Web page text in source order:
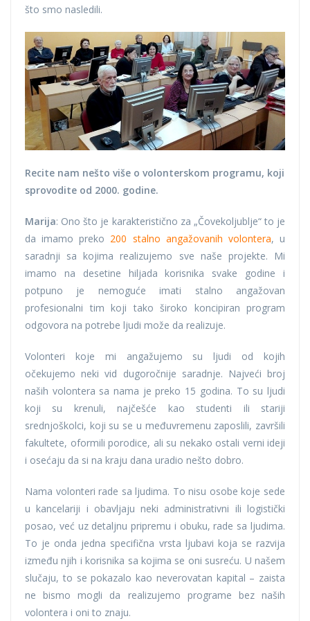
što smo nasledili.
Recite nam nešto više o volonterskom programu, koji
sprovodite od 2000. godine.
Marija: Ono što je karakteristično za „Čovekoljublje“ to je
da imamo preko 200 stalno angažovanih volontera, u
saradnji sa kojima realizujemo sve naše projekte. Mi
imamo na desetine hiljada korisnika svake godine i
potpuno je nemoguće imati stalno angažovan
profesionalni tim koji tako široko koncipiran program
odgovora na potrebe ljudi može da realizuje.
Volonteri koje mi angažujemo su ljudi od kojih
očekujemo neki vid dugoročnije saradnje. Najveći broj
naših volontera sa nama je preko 15 godina. To su ljudi
koji su krenuli, najčešće kao studenti ili stariji
srednjoškolci, koji su se u međuvremenu zaposlili, završili
fakultete, oformili porodice, ali su nekako ostali verni ideji
i osećaju da si na kraju dana uradio nešto dobro.
Nama volonteri rade sa ljudima. To nisu osobe koje sede
u kancelariji i obavljaju neki administrativni ili logistički
posao, već uz detaljnu pripremu i obuku, rade sa ljudima.
To je onda jedna specifična vrsta ljubavi koja se razvija
između njih i korisnika sa kojima se oni susreću. U našem
slučaju, to se pokazalo kao neverovatan kapital – zaista
ne bismo mogli da realizujemo programe bez naših
volontera i oni to znaju.